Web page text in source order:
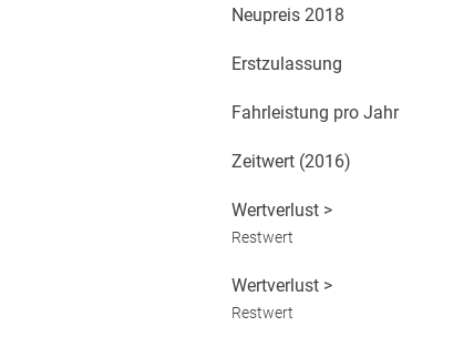
Neupreis 2018
Erstzulassung
Fahrleistung pro Jahr
Zeitwert (2016)
Wertverlust >
Restwert
Wertverlust >
Restwert